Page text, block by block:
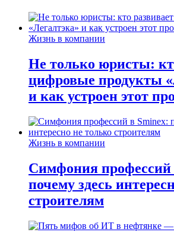
Жизнь в компании
Не только юристы:
цифровые продукты
и как устроен этот
Жизнь в компании
Симфония профессий
почему здесь
строителям